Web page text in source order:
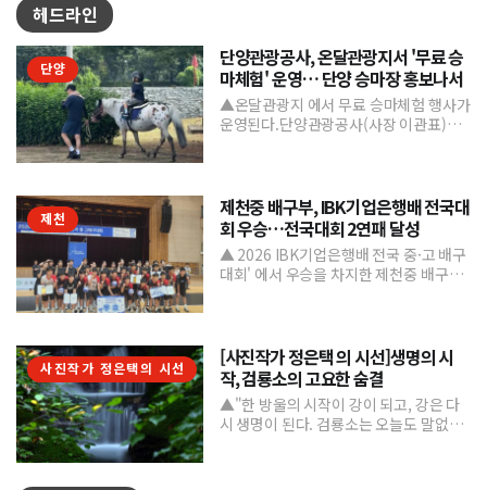
헤드라인
단양
단양관광공사, 온달관광지서 '무료 승
마체험' 운영… 단양 승마장 홍보나서
▲온달관광지 에서 무료 승마체험 행사가
운영된다.단양관광공사(사장 이관표)가
제천
제천중 배구부, IBK기업은행배 전국대
회 우승…전국대회 2연패 달성
▲ 2026 IBK기업은행배 전국 중·고 배구
대회' 에서 우승을 차지한 제천중 배구부.
사진작가 정은택의 시선
[사진작가 정은택 의 시선]생명의 시
작, 검룡소의 고요한 숨결
▲"한 방울의 시작이 강이 되고, 강은 다
시 생명이 된다. 검룡소는 오늘도 말없이